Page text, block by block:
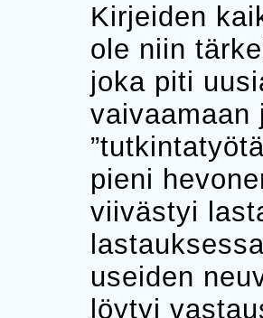
Kirjeiden
ole niin
joka piti
vaivaamaan
pieni
viivästyi
useiden
löytyi